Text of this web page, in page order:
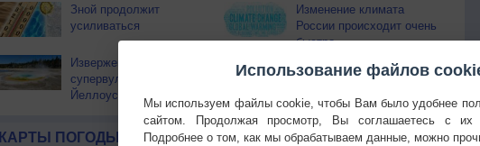
Зной продолжит
усиливаться
Изменение климата
России происходит очень
быстро
Извержение
супервулкана
Йеллоустоун не приведёт
к уничтожению
Штат Вашингтон охватили
лесные пожары
КАРТЫ ПОГОДЫ Температура Облачность Осадки
Использование файлов
Мы используем файлы cookie, чтобы Вам было удобнее
сайтом. Продолжая просмотр, Вы соглашаетесь с их
Подробнее о том, как мы обрабатываем данные, можно